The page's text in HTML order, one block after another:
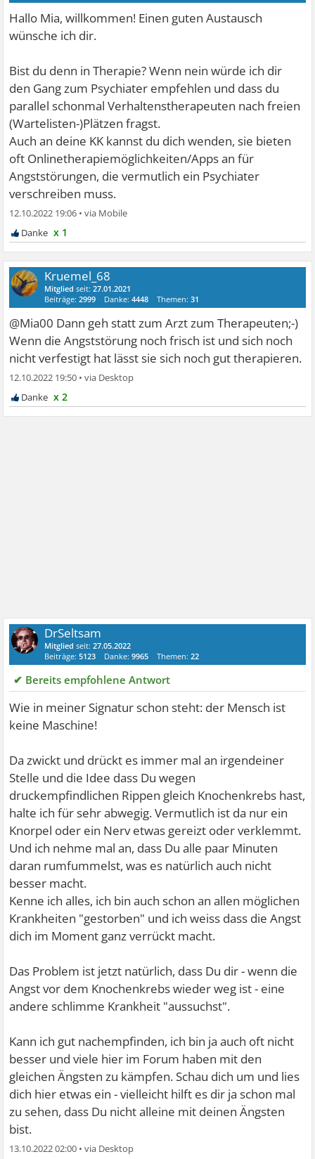
Hallo Mia, willkommen! Einen guten Austausch
wünsche ich dir.
Bist du denn in Therapie? Wenn nein würde ich dir
den Gang zum Psychiater empfehlen und dass du
parallel schonmal Verhaltenstherapeuten nach freien
(Wartelisten-)Plätzen fragst.
Auch an deine KK kannst du dich wenden, sie bieten
oft Onlinetherapiemöglichkeiten/Apps an für
Angststörungen, die vermutlich ein Psychiater
verschreiben muss.
12.10.2022 19:06 •
x 1
Kruemel_68
Mitglied seit:27.01.2021
Beiträge:2999 Danke:4448 Themen:31
@Mia00 Dann geh statt zum Arzt zum Therapeuten;-)
Wenn die Angststörung noch frisch ist und sich noch
nicht verfestigt hat lässt sie sich noch gut therapieren.
12.10.2022 19:50 •
x 2
DrSeltsam
Mitglied seit:27.05.2022
Beiträge:5123 Danke:9965 Themen:22
✔ Bereits empfohlene Antwort
Wie in meiner Signatur schon steht: der Mensch ist
keine Maschine!
Da zwickt und drückt es immer mal an irgendeiner
Stelle und die Idee dass Du wegen
druckempfindlichen Rippen gleich Knochenkrebs hast,
halte ich für sehr abwegig. Vermutlich ist da nur ein
Knorpel oder ein Nerv etwas gereizt oder verklemmt.
Und ich nehme mal an, dass Du alle paar Minuten
daran rumfummelst, was es natürlich auch nicht
besser macht.
Kenne ich alles, ich bin auch schon an allen möglichen
Krankheiten "gestorben" und ich weiss dass die Angst
dich im Moment ganz verrückt macht.
Das Problem ist jetzt natürlich, dass Du dir - wenn die
Angst vor dem Knochenkrebs wieder weg ist - eine
andere schlimme Krankheit "aussuchst".
Kann ich gut nachempfinden, ich bin ja auch oft nicht
besser und viele hier im Forum haben mit den
gleichen Ängsten zu kämpfen. Schau dich um und lies
dich hier etwas ein - vielleicht hilft es dir ja schon mal
zu sehen, dass Du nicht alleine mit deinen Ängsten
bist.
13.10.2022 02:00 •